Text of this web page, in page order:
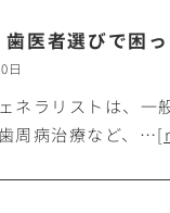
歯医者選びで困
日
ネラリストは、一
周病治療など、…